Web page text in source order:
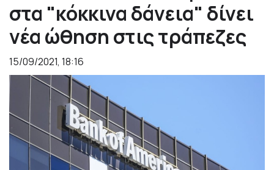
στα "κόκκινα δάνεια" δίνει
νέα ώθηση στις τράπεζες
15/09/2021, 18:16